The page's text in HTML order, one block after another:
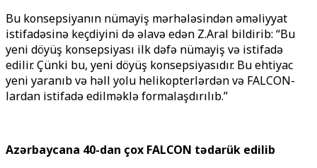
Bu konsepsiyanın nümayiş mərhələsindən əməliyyat
istifadəsinə keçdiyini də əlavə edən Z.Aral bildirib: “Bu
yeni döyüş konsepsiyası ilk dəfə nümayiş və istifadə
edilir. Çünki bu, yeni döyüş konsepsiyasıdır. Bu ehtiyac
yeni yaranıb və həll yolu helikopterlərdən və FALCON-
lardan istifadə edilməklə formalaşdırılıb.”
Azərbaycana 40-dan çox FALCON tədarük edilib